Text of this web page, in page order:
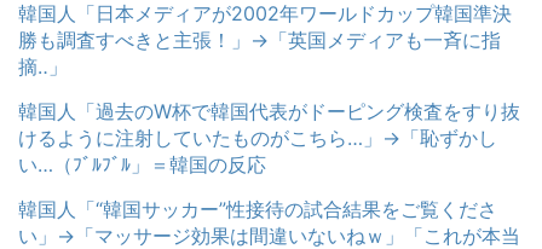
韓国人「日本メディアが2002年ワールドカップ韓国準決
勝も調査すべきと主張！」→「英国メディアも一斉に指
摘‥」
韓国人「過去のW杯で韓国代表がドーピング検査をすり抜
けるように注射していたものがこちら…」→「恥ずかし
い…（ﾌﾞﾙﾌﾞﾙ」＝韓国の反応
韓国人「“韓国サッカー”性接待の試合結果をご覧くださ
い」→「マッサージ効果は間違いないねｗ」「これが本当